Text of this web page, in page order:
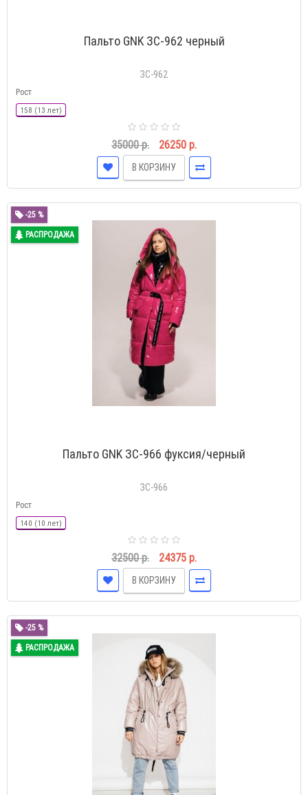
Пальто GNK ЗС-962 черный
ЗС-962
Рост
158 (13 лет)
35000 р. 26250 р.
В КОРЗИНУ
-25 %
РАСПРОДАЖА
Пальто GNK ЗС-966 фуксия/черный
ЗС-966
Рост
140 (10 лет)
32500 р. 24375 р.
В КОРЗИНУ
-25 %
РАСПРОДАЖА